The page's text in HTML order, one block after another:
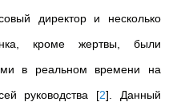
директор и несколько
кроме жертвы, были
в реальном времени на
руководства [2] . Данный